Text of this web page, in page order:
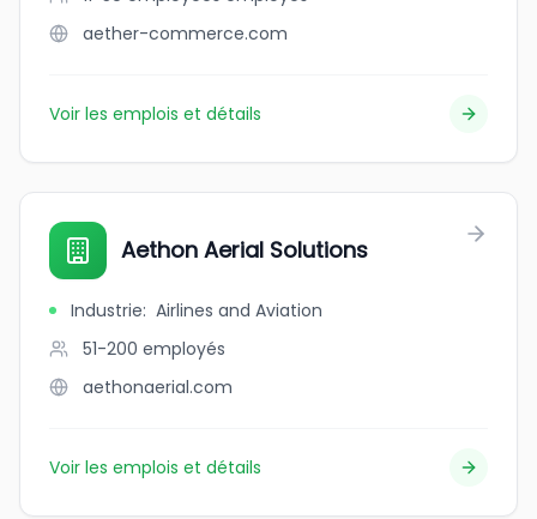
aether-commerce.com
Voir les emplois et détails
Aethon Aerial Solutions
Industrie: Airlines and Aviation
51-200 employés
aethonaerial.com
Voir les emplois et détails